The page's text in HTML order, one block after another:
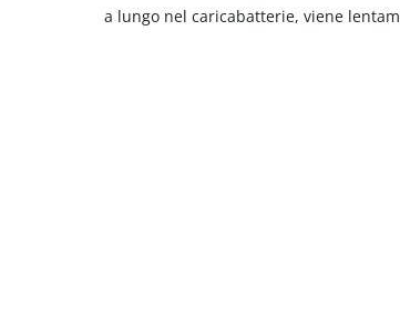
a lungo nel caricabatterie, viene